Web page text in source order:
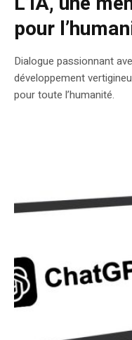
pour
Dialogue passionnant
développement
pour toute l’humanité.